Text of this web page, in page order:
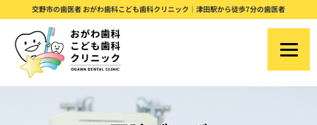
交野市の歯医者 おがわ歯科こども歯科クリニック｜津田駅から徒歩7分の歯医者